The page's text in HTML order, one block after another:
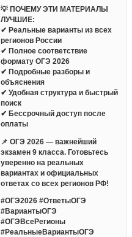
💡 ПОЧЕМУ ЭТИ МАТЕРИАЛЫ
ЛУЧШИЕ:
✔ Реальные варианты из всех
регионов России
✔ Полное соответствие
формату ОГЭ 2026
✔ Подробные разборы и
объяснения
✔ Удобная структура и быстрый
поиск
✔ Бессрочный доступ после
оплаты
📌 ОГЭ 2026 — важнейший
экзамен 9 класса. Готовьтесь
уверенно на реальных
вариантах и официальных
ответах со всех регионов РФ!
#ОГЭ2026 #ОтветыОГЭ
#ВариантыОГЭ
#ОГЭВсеРегионы
#РеальныеВариантыОГЭ